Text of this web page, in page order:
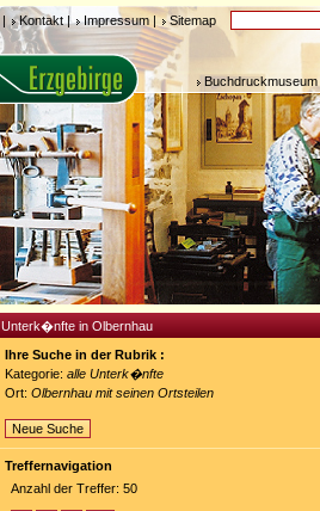
| Kontakt | Impressum | Sitemap
Unterk�nfte in Olbernhau
Ihre Suche in der Rubrik :
Kategorie: alle Unterk�nfte
Ort: Olbernhau mit seinen Ortsteilen
Neue Suche
Treffernavigation
Anzahl der Treffer: 50